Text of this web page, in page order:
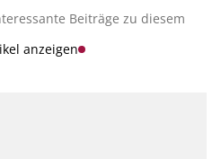
Beiträge zu diesem
anzeigen